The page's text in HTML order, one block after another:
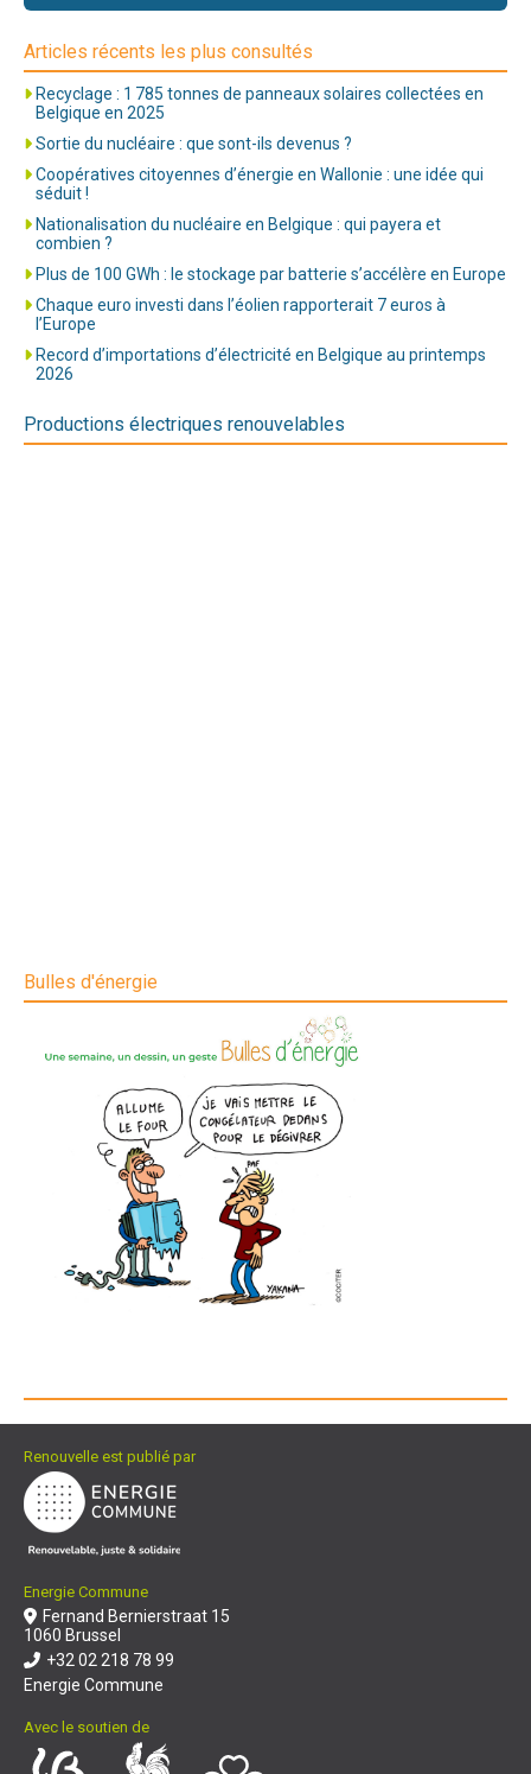
Articles récents les plus consultés
Recyclage : 1 785 tonnes de panneaux solaires collectées en
Belgique en 2025
Sortie du nucléaire : que sont-ils devenus ?
Coopératives citoyennes d’énergie en Wallonie : une idée qui
séduit !
Nationalisation du nucléaire en Belgique : qui payera et
combien ?
Plus de 100 GWh : le stockage par batterie s’accélère en Europe
Chaque euro investi dans l’éolien rapporterait 7 euros à
l’Europe
Record d’importations d’électricité en Belgique au printemps
2026
Productions électriques renouvelables
Bulles d'énergie
Renouvelle est publié par
Energie Commune
Fernand Bernierstraat 15
1060 Brussel
+32 02 218 78 99
Energie Commune
Avec le soutien de